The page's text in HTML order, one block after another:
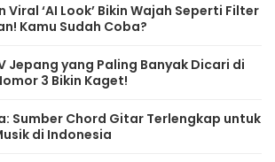
Viral ‘AI Look’ Bikin Wajah Seperti Filter
Kamu Sudah Coba?
Jepang yang Paling Banyak Dicari di
3 Bikin Kaget!
Sumber Chord Gitar Terlengkap untuk
di Indonesia